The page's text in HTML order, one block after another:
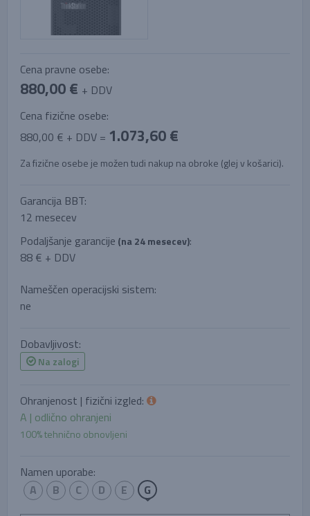
Cena pravne osebe:
880,00 € + DDV
Cena fizične osebe:
880,00 € + DDV = 1.073,60 €
Za fizične osebe je možen tudi nakup na obroke (glej v košarici).
Garancija BBT:
12 mesecev
Podaljšanje garancije (na 24 mesecev):
88 € + DDV
Nameščen operacijski sistem:
ne
Dobavljivost:
Na zalogi
Ohranjenost | fizični izgled:
A | odlično ohranjeni
100% tehnično obnovljeni
Namen uporabe:
A
B C D E G